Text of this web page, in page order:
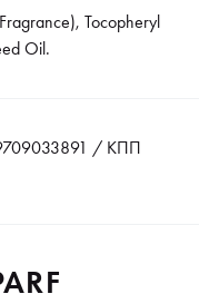
Tocopheryl
Oil.
/ КПП